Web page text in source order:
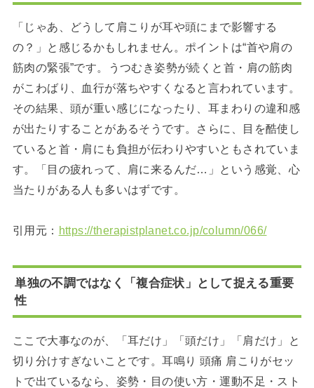
「じゃあ、どうして肩こりが耳や頭にまで影響する
の？」と感じるかもしれません。ポイントは“首や肩の
筋肉の緊張”です。うつむき姿勢が続くと首・肩の筋肉
がこわばり、血行が落ちやすくなると言われています。
その結果、頭が重い感じになったり、耳まわりの違和感
が出たりすることがあるそうです。さらに、目を酷使し
ていると首・肩にも負担が伝わりやすいともされていま
す。「目の疲れって、肩に来るんだ…」という感覚、心
当たりがある人も多いはずです。
引用元： https://therapistplanet.co.jp/column/066/
単独の不調ではなく「複合症状」として捉える重要
性
ここで大事なのが、「耳だけ」「頭だけ」「肩だけ」と
切り分けすぎないことです。耳鳴り 頭痛 肩こりがセッ
トで出ているなら、姿勢・目の使い方・運動不足・スト